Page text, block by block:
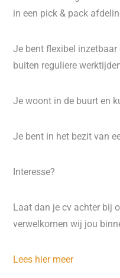
in een pick & pack
Je bent flexibel
buiten reguliere
Je woont in de buurt en
Je bent in het bezit van
Interesse?
Laat dan je cv achter bij
verwelkomen wij jou
Lees hier meer